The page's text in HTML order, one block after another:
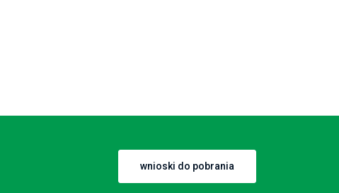
wnioski do pobrania